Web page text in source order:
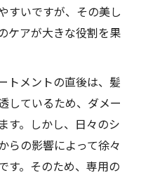
すいですが、その美し
ケアが大きな役割を果
トメントの直後は、髪
しているため、ダメー
す。しかし、日々のシ
らの影響によって徐々
す。そのため、専用の